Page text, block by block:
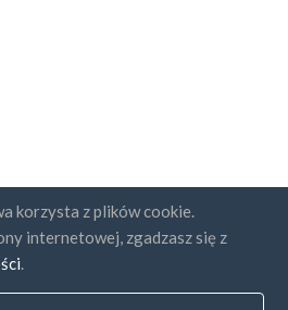
korzysta z plików cookie.
internetowej, zgadzasz się z